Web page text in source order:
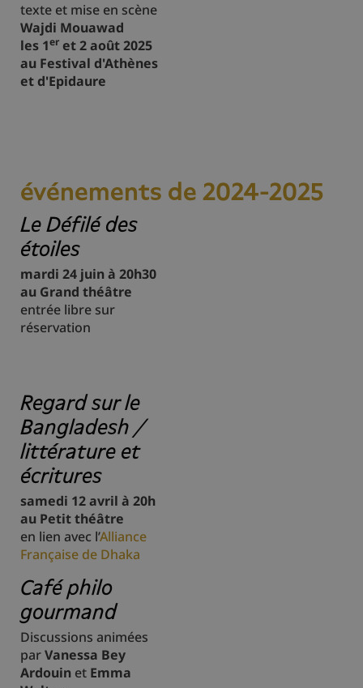
texte et mise en scène
Wajdi Mouawad
les 1er et 2 août 2025
au Festival d'Athènes
et d'Epidaure
événements de 2024-2025
Le Défilé des
étoiles
mardi 24 juin à 20h30
au Grand théâtre
entrée libre sur
réservation
Regard sur le
Bangladesh /
littérature et
écritures
samedi 12 avril à 20h
au Petit théâtre
en lien avec l’Alliance
Française de Dhaka
Café philo
gourmand
Discussions animées
parVanessa Bey
Ardouin et Emma